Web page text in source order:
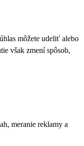
môžete udeliť alebo
však zmení spôsob,
meranie reklamy a